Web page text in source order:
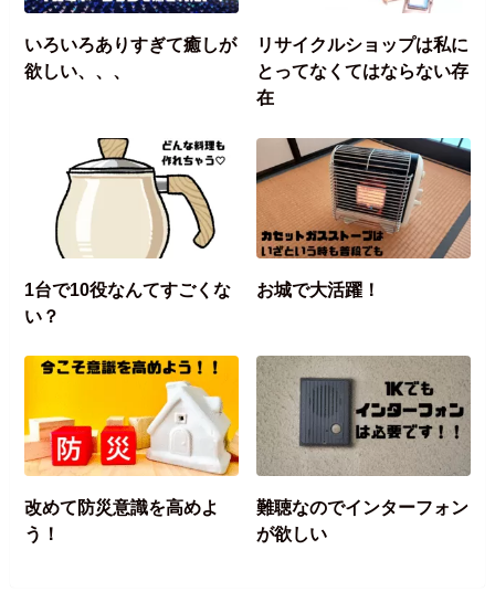
いろいろありすぎて癒しが
欲しい、、、
リサイクルショップは私に
とってなくてはならない存
在
1台で10役なんてすごくな
い？
お城で大活躍！
改めて防災意識を高めよ
う！
難聴なのでインターフォン
が欲しい